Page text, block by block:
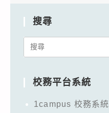
搜尋
Search
校務平台系統
1campus 校務系統